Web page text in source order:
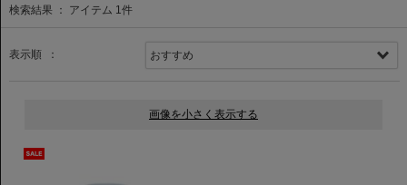
検索結果 ： アイテム 1件
表示順 ：